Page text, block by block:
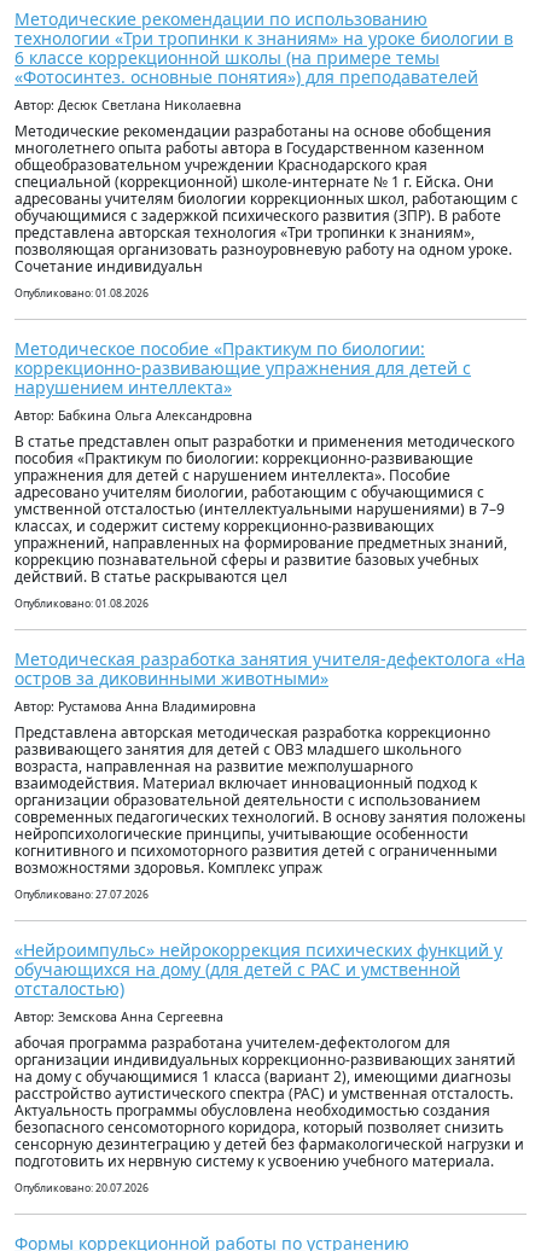
Методические рекомендации по использованию
технологии «Три тропинки к знаниям» на уроке биологии в
6 классе коррекционной школы (на примере темы
«Фотосинтез. основные понятия») для преподавателей
Автор: Десюк Светлана Николаевна
Методические рекомендации разработаны на основе обобщения
многолетнего опыта работы автора в Государственном казенном
общеобразовательном учреждении Краснодарского края
специальной (коррекционной) школе-интернате № 1 г. Ейска. Они
адресованы учителям биологии коррекционных школ, работающим с
обучающимися с задержкой психического развития (ЗПР). В работе
представлена авторская технология «Три тропинки к знаниям»,
позволяющая организовать разноуровневую работу на одном уроке.
Сочетание индивидуальн
Опубликовано: 01.08.2026
Методическое пособие «Практикум по биологии:
коррекционно-развивающие упражнения для детей с
нарушением интеллекта»
Автор: Бабкина Ольга Александровна
В статье представлен опыт разработки и применения методического
пособия «Практикум по биологии: коррекционно-развивающие
упражнения для детей с нарушением интеллекта». Пособие
адресовано учителям биологии, работающим с обучающимися с
умственной отсталостью (интеллектуальными нарушениями) в 7–9
классах, и содержит систему коррекционно-развивающих
упражнений, направленных на формирование предметных знаний,
коррекцию познавательной сферы и развитие базовых учебных
действий. В статье раскрываются цел
Опубликовано: 01.08.2026
Методическая разработка занятия учителя-дефектолога «На
остров за диковинными животными»
Автор: Рустамова Анна Владимировна
Представлена авторская методическая разработка коррекционно
развивающего занятия для детей с ОВЗ младшего школьного
возраста, направленная на развитие межполушарного
взаимодействия. Материал включает инновационный подход к
организации образовательной деятельности с использованием
современных педагогических технологий. В основу занятия положены
нейропсихологические принципы, учитывающие особенности
когнитивного и психомоторного развития детей с ограниченными
возможностями здоровья. Комплекс упраж
Опубликовано: 27.07.2026
«Нейроимпульс» нейрокоррекция психических функций у
обучающихся на дому (для детей с РАС и умственной
отсталостью)
Автор: Земскова Анна Сергеевна
абочая программа разработана учителем-дефектологом для
организации индивидуальных коррекционно-развивающих занятий
на дому с обучающимися 1 класса (вариант 2), имеющими диагнозы
расстройство аутистического спектра (РАС) и умственная отсталость.
Актуальность программы обусловлена необходимостью создания
безопасного сенсомоторного коридора, который позволяет снизить
сенсорную дезинтеграцию у детей без фармакологической нагрузки и
подготовить их нервную систему к усвоению учебного материала.
Опубликовано: 20.07.2026
Формы коррекционной работы по устранению